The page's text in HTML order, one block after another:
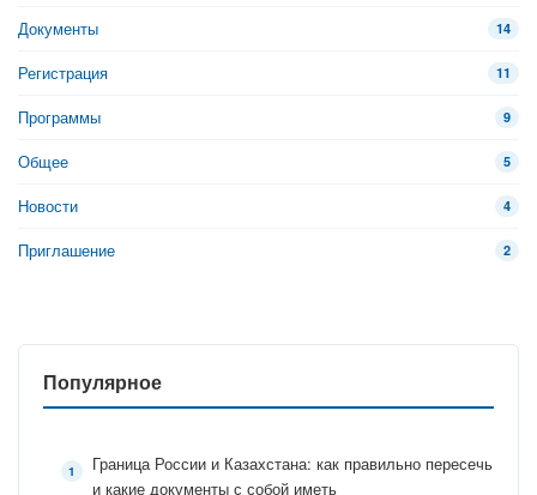
Документы 14
Регистрация 11
Программы 9
Общее 5
Новости 4
Приглашение 2
Популярное
Граница России и Казахстана: как правильно пересечь
и какие документы с собой иметь